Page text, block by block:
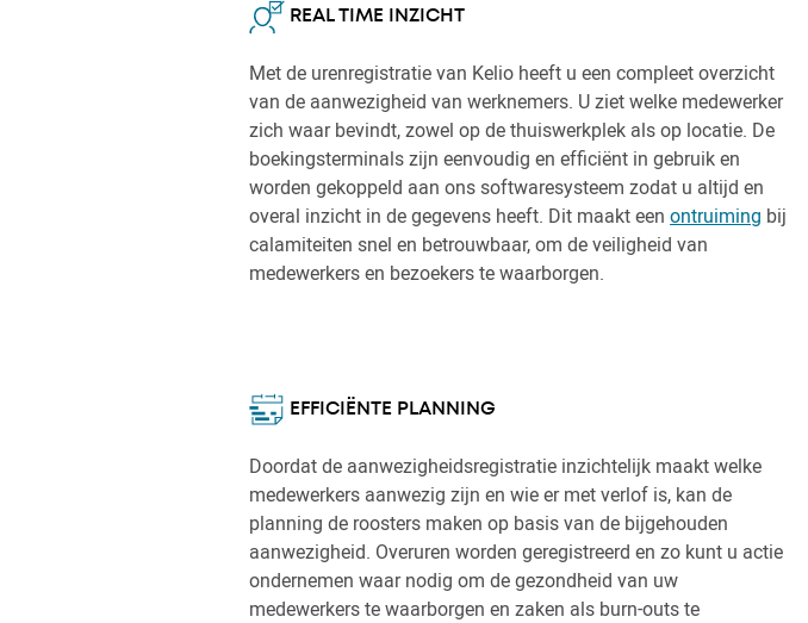
REAL TIME INZICHT
Met de urenregistratie van Kelio heeft u een compleet overzicht
van de aanwezigheid van werknemers. U ziet welke medewerker
zich waar bevindt, zowel op de thuiswerkplek als op locatie. De
boekingsterminals zijn eenvoudig en efficiënt in gebruik en
worden gekoppeld aan ons softwaresysteem zodat u altijd en
overal inzicht in de gegevens heeft. Dit maakt eenontruiming bij
calamiteiten snel en betrouwbaar, om de veiligheid van
medewerkers en bezoekers te waarborgen.
EFFICIËNTE PLANNING
Doordat de aanwezigheidsregistratie inzichtelijk maakt welke
medewerkers aanwezig zijn en wie er met verlof is, kan de
planning de roosters maken op basis van de bijgehouden
aanwezigheid. Overuren worden geregistreerd en zo kunt u actie
ondernemen waar nodig om de gezondheid van uw
medewerkers te waarborgen en zaken als burn-outs te